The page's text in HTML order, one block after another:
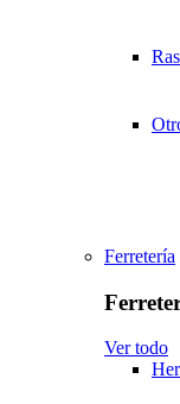
Ferretería
Ver todo